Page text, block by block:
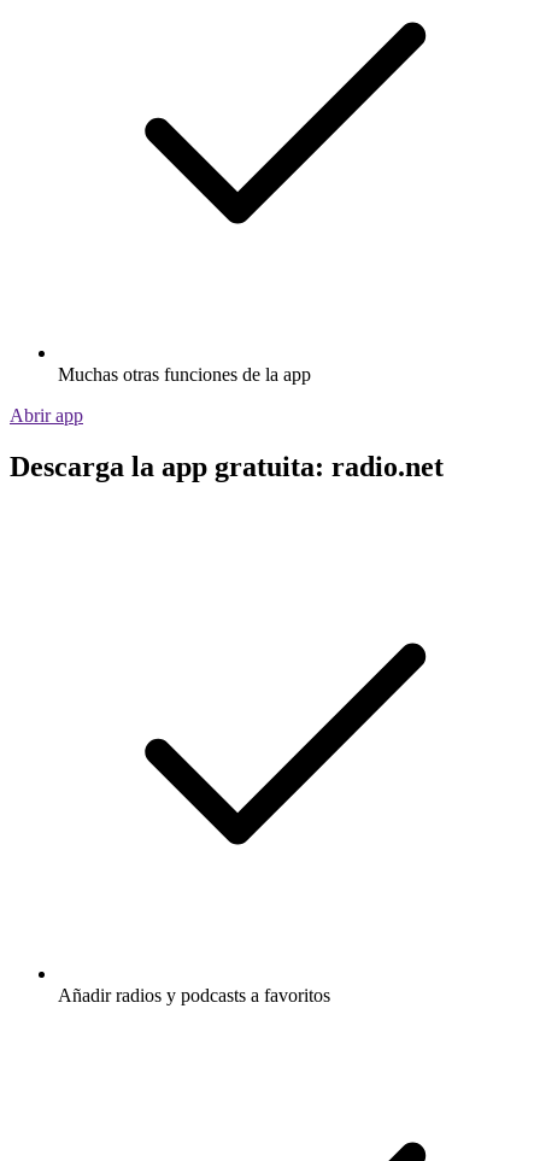
Muchas otras funciones de la app
Abrir app
Descarga la app gratuita: radio.net
Añadir radios y podcasts a favoritos